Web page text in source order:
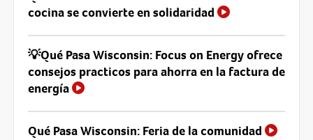
cocina se convierte en solidaridad
💡Qué Pasa Wisconsin: Focus on Energy ofrece
consejos practicos para ahorra en la factura de
energía
Qué Pasa Wisconsin: Feria de la comunidad